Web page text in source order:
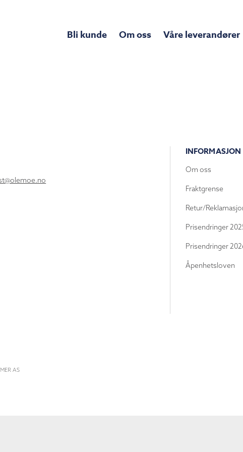
Bli kunde Om oss Våre leverandører
INFORMASJON
Om oss
Fraktgrense
Retur/
Prisendringer
Prisendringer
Åpenhetsloven
AS